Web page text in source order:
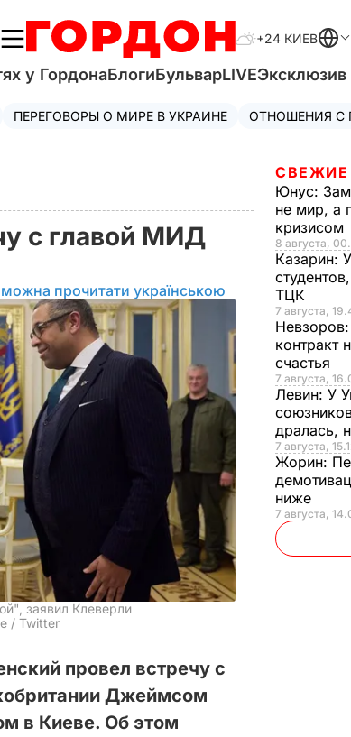
+24 КИЕВ
у ГордонаБлогиБульварLIVEЭксклюзив
ПЕРЕГОВОРЫ О МИРЕ В УКРАИНЕ ОТНОШЕНИЯ С
с главой МИД
прочитати українською
заявил Клеверли
/ Twitter
провел встречу с
Джеймсом
в Киеве. Об этом
СВЕЖИЕ
Юнус:
не мир, а
кризисом
8 августа,
Казарин:
ТЦК
7 августа,
Невзоров:
контракт
счастья
7 августа,
Левин: У
дралась,
7 августа,
Жорин:
ниже
7 августа,